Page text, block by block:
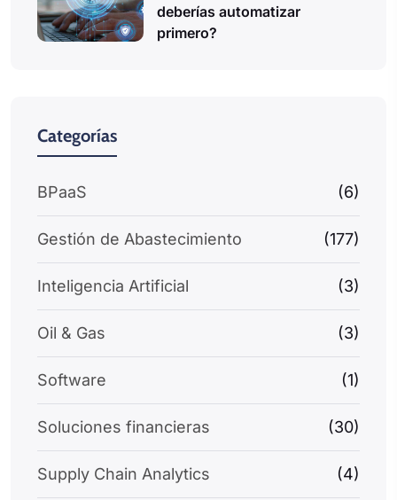
deberías automatizar
primero?
Categorías
BPaaS (6)
Gestión de Abastecimiento (177)
Inteligencia Artificial (3)
Oil & Gas (3)
Software (1)
Soluciones financieras (30)
Supply Chain Analytics (4)